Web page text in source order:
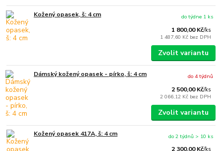
Kožený opasek, š: 4 cm
1 800,00 Kč/ks
1 487,60 Kč bez DPH
do týdne 1 ks
Zvolit variantu
Dámský kožený opasek - pírko, š: 4 cm
2 500,00 Kč/ks
2 066,12 Kč bez DPH
do 4 týdnů
Zvolit variantu
Kožený opasek 417A, š: 4 cm
2 300,00 Kč/ks
do 2 týdnů > 10 ks